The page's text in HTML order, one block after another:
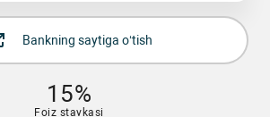
Bankning saytiga o‘tish
15%
Foiz stavkasi